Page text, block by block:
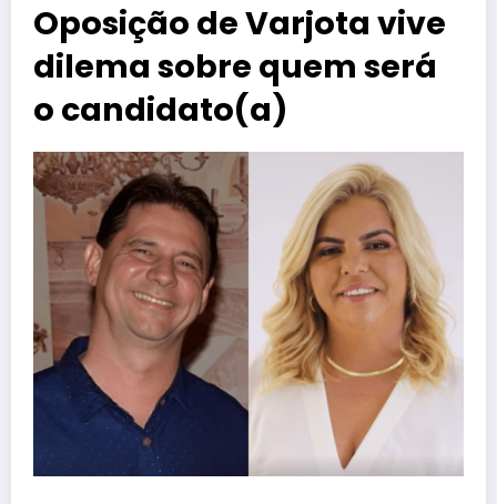
Oposição de Varjota vive
dilema sobre quem será
o candidato(a)